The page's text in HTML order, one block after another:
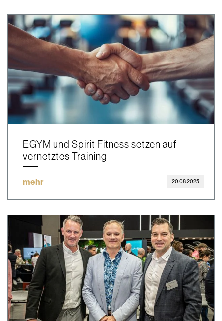
EGYM und Spirit Fitness setzen auf
vernetztes Training
mehr 20.08.2025